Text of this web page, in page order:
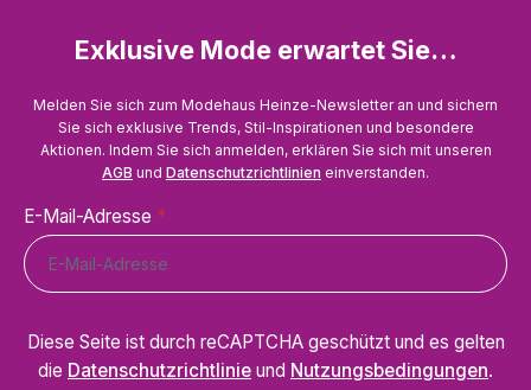
Exklusive Mode erwartet Sie…
Melden Sie sich zum Modehaus Heinze-Newsletter an und sichern
Sie sich exklusive Trends, Stil-Inspirationen und besondere
Aktionen. Indem Sie sich anmelden, erklären Sie sich mit unseren
AGB und Datenschutzrichtlinien einverstanden.
E-Mail-Adresse *
Diese Seite ist durch reCAPTCHA geschützt und es gelten
die Datenschutzrichtlinie und Nutzungsbedingungen.